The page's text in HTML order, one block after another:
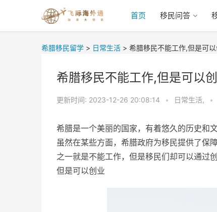
首页 移民问答
希腊移民留学 > 日常生活 > 希腊移民不能工作,但是可
希腊移民不能工作,但是可以
更新时间: 2023-12-26 20:08:14 • 日常生活, •
希腊是一个美丽的国家，有着悠久的历史和
虽然在某些方面，希腊政府为移民提供了保
之一就是不能工作，但是移民们却可以通过
但是可以创业